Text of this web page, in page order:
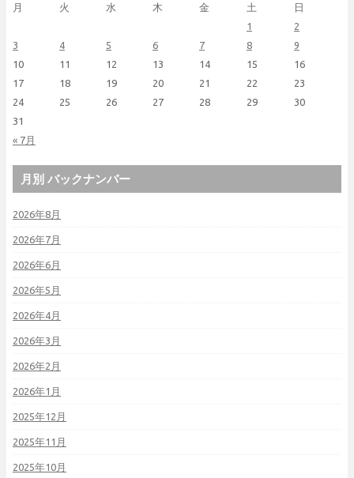
月
火 水 木 金 土 日
« 7月
1
2
3
4 5 6 7 8
9
10
11 12 13 14 15
16
17
18 19 20 21 22
23
24
25 26 27 28 29
30
31
月別 バックナンバー
2026年8月
2026年7月
2026年6月
2026年5月
2026年4月
2026年3月
2026年2月
2026年1月
2025年12月
2025年11月
2025年10月